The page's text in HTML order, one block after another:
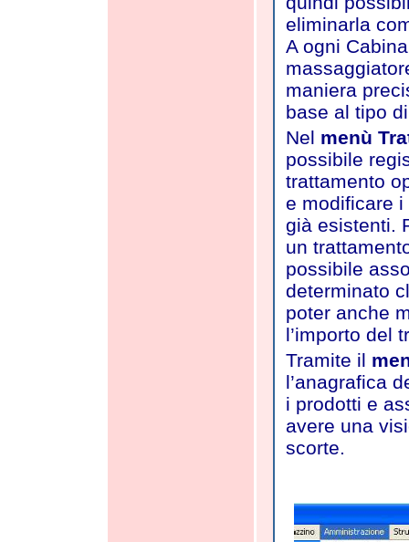
eliminarla
A ogni
maniera
base al tipo
Nel menù
possibile
trattamento
e modificare
già esistenti.
un
possibile
determinato
poter anche
l’importo del
Tramite il
l’anagrafica
i prodotti e
avere una
scorte.